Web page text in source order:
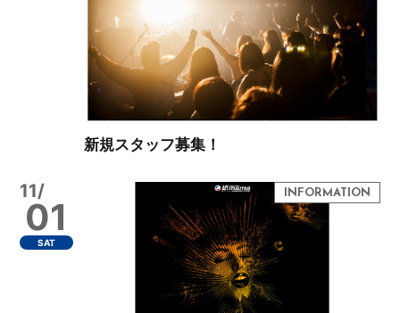
新規スタッフ募集！
11/
01
SAT